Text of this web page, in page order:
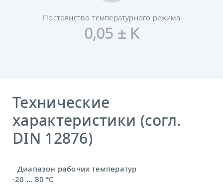
Постоянство температурного режима
0,05 ± K
Технические
характеристики (согл.
DIN 12876)
Диапазон рабочих температур
-20 ... 80 °C